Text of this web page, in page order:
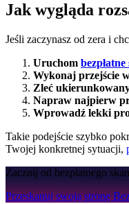
Jak wygląda
Jeśli zaczynasz od zera i
Uruchom
Wykonaj przejście
Zleć
Napraw najpierw
Wprowadź lekki
Takie podejście szybko
Twojej konkretnej sytuacji,
Zacznij od bezpłatnego
Przeskanuj swoją stronę